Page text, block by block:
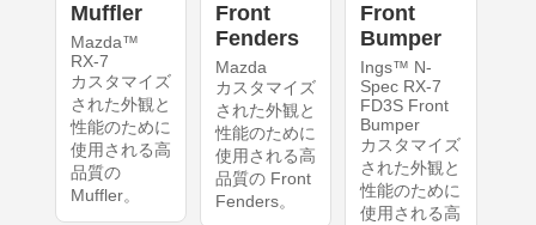
Muffler
Mazda™
RX-7
カスタマイズ
された外観と
性能のために
使用される高
品質の
Muffler。
Front
Fenders
Mazda
カスタマイズ
された外観と
性能のために
使用される高
品質の Front
Fenders。
Front
Bumper
Ings™ N-
Spec RX-7
FD3S Front
Bumper
カスタマイズ
された外観と
性能のために
使用される高